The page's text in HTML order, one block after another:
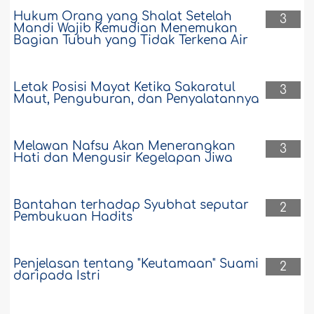
41794 11-9-2019
Pertama Bersumpah Palsu Demi Allah
40916 11-9-2019
Permintaan Cerai Istri Tanpa Alasan Tidak
Dianggap Sebuah Sumpah
sekecil apa pun selalu meminta agar
saya menceraikannya. Dan ketika sudah
tenang, ia kembali seperti biasa dan
3
Hukum Orang yang Shalat Setelah
Mandi Wajib Kemudian Menemukan
Bagian Tubuh yang Tidak Terkena Air
3
Letak Posisi Mayat Ketika Sakaratul
Maut, Penguburan, dan Penyalatannya
3
Melawan Nafsu Akan Menerangkan
Hati dan Mengusir Kegelapan Jiwa
2
Bantahan terhadap Syubhat seputar
Pembukuan Hadits
2
Penjelasan tentang "Keutamaan" Suami
daripada Istri